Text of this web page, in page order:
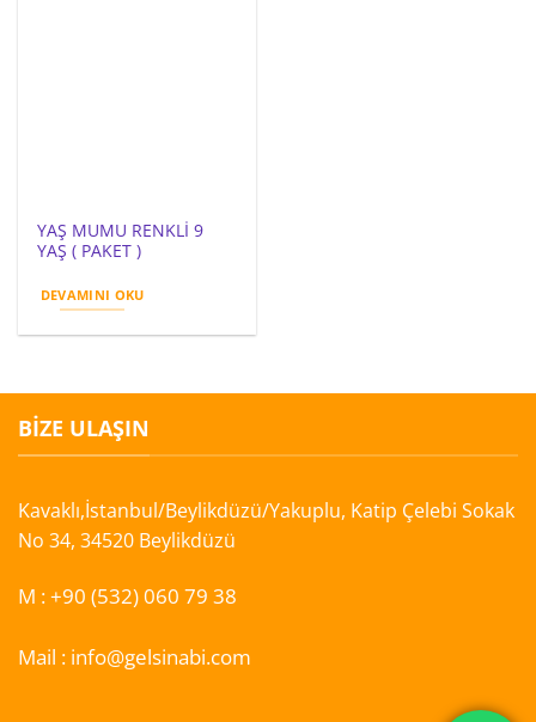
YAŞ MUMU RENKLİ 9
YAŞ ( PAKET )
DEVAMINI OKU
BIZE ULAŞIN
Kavaklı,İstanbul/Beylikdüzü/Yakuplu, Katip Çelebi Sokak
No 34, 34520 Beylikdüzü
M :+90 (532) 060 79 38
Mail : info@gelsinabi.com